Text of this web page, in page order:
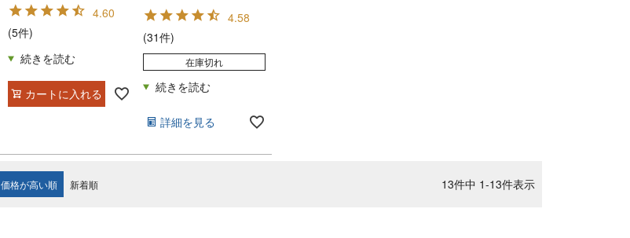
4.60
(5件)
カートに入れる
4.58
(31件)
在庫切れ
詳細を見る
価格が高い順 新着順 13件中 1-13件表示